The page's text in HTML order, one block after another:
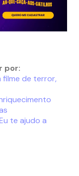
por:
filme de terror,
te ajudo a